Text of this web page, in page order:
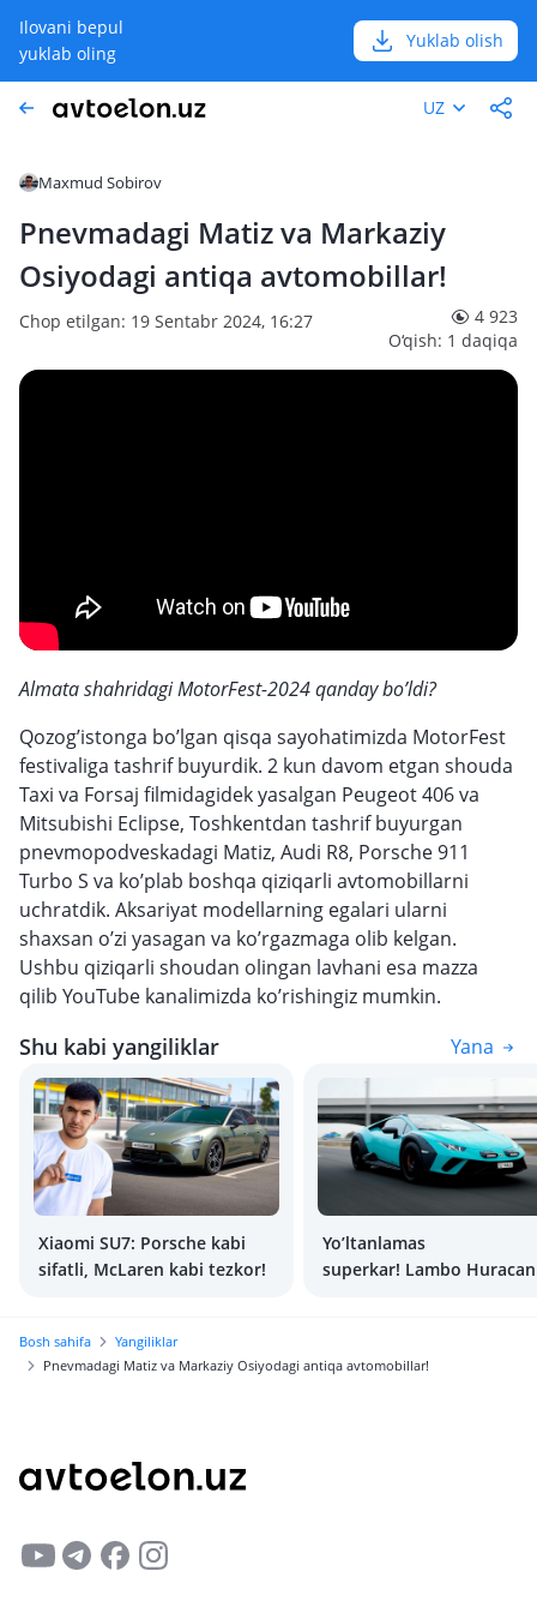
Ilovani bepul
yuklab oling
Yuklab olish
UZ
Maxmud Sobirov
Pnevmadagi Matiz va Markaziy
Osiyodagi antiqa avtomobillar!
Chop etilgan: 19 Sentabr 2024, 16:27
4 923
O‘qish: 1 daqiqa
Almata shahridagi MotorFest-2024 qanday bo’ldi?
Qozog’istonga bo’lgan qisqa sayohatimizda MotorFest
festivaliga tashrif buyurdik. 2 kun davom etgan shouda
Taxi va Forsaj filmidagidek yasalgan Peugeot 406 va
Mitsubishi Eclipse, Toshkentdan tashrif buyurgan
pnevmopodveskadagi Matiz, Audi R8, Porsche 911
Turbo S va ko’plab boshqa qiziqarli avtomobillarni
uchratdik. Aksariyat modellarning egalari ularni
shaxsan o’zi yasagan va ko’rgazmaga olib kelgan.
Ushbu qiziqarli shoudan olingan lavhani esa mazza
qilib YouTube kanalimizda ko’rishingiz mumkin.
Shu kabi yangiliklar Yana
Xiaomi SU7: Porsche kabi
sifatli, McLaren kabi tezkor!
Yo’ltanlamas
superkar! Lambo Huracan
Bosh sahifa
Yangiliklar
Pnevmadagi Matiz va Markaziy Osiyodagi antiqa avtomobillar!